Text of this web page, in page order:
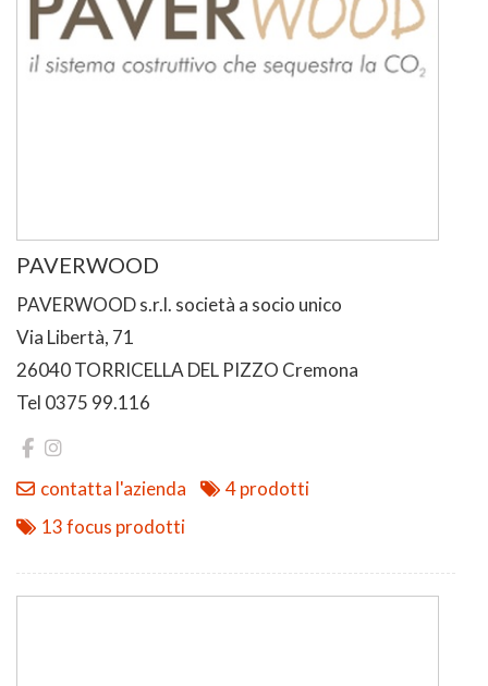
PAVERWOOD
PAVERWOOD s.r.l. società a socio unico
Via Libertà, 71
26040 TORRICELLA DEL PIZZO Cremona
Tel 0375 99.116
contatta l'azienda
4 prodotti
13 focus prodotti